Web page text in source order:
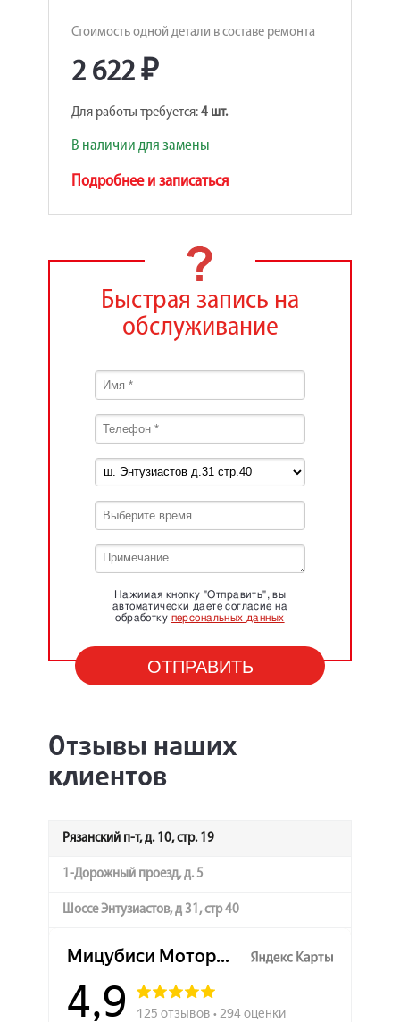
Стоимость одной детали в составе ремонта
2 622 ₽
Для работы требуется:4 шт.
В наличии для замены
Подробнее и записаться
Быстрая запись на
обслуживание
Нажимая кнопку "Отправить", вы
автоматически даете согласие на
обработку персональных данных
Отзывы наших
клиентов
Рязанский п-т, д. 10, стр. 19
1-Дорожный проезд, д. 5
Шоссе Энтузиастов, д 31, стр 40